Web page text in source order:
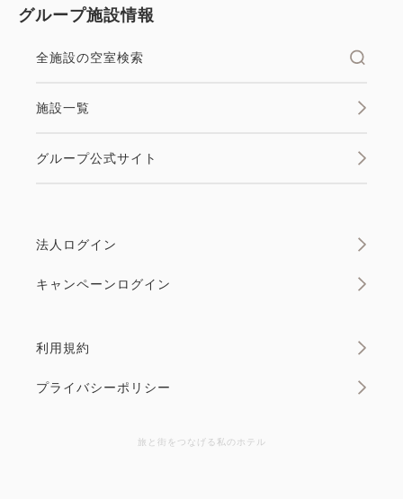
グループ施設情報
全施設の空室検索
施設一覧
グループ公式サイト
法人ログイン
キャンペーンログイン
利用規約
プライバシーポリシー
旅と街をつなげる私のホテル